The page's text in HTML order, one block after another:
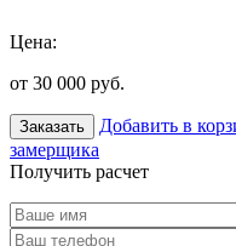
Цена:
от 30 000 руб.
Заказать Добавить в
замерщика
Получить расчет